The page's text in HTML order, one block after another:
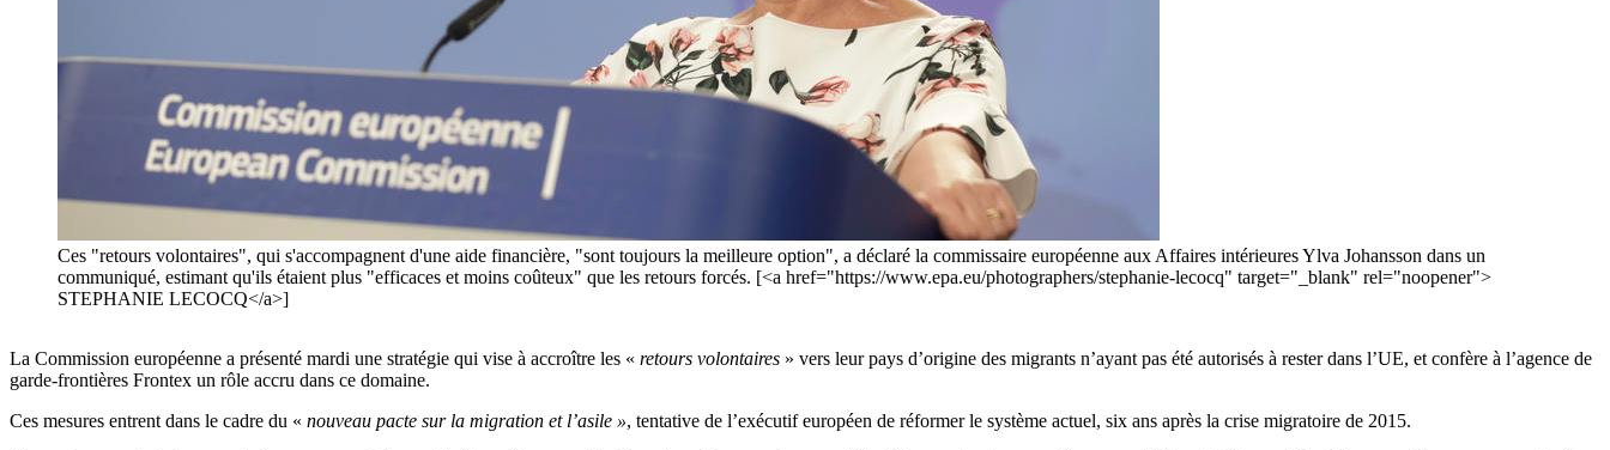
Ces "retours volontaires", qui s'accompagnent d'une aide financière, "sont toujours la meilleure option", a déclaré la commissaire européenne aux Affaires intérieures Ylva Johansson dans un
communiqué, estimant qu'ils étaient plus "efficaces et moins coûteux" que les retours forcés. [<a href="https://www.epa.eu/photographers/stephanie-lecocq" target="_blank" rel="noopener">
STEPHANIE LECOCQ</a>]
La Commission européenne a présenté mardi une stratégie qui vise à accroître les « retours volontaires » vers leur pays d’origine des migrants n’ayant pas été autorisés à rester dans l’UE, et confère à l’agence de
garde-frontières Frontex un rôle accru dans ce domaine.
Ces mesures entrent dans le cadre du « nouveau pacte sur la migration et l’asile », tentative de l’exécutif européen de réformer le système actuel, six ans après la crise migratoire de 2015.